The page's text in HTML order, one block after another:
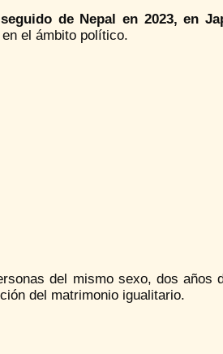
de Nepal en 2023, en
el ámbito político.
del mismo sexo, dos años
del matrimonio igualitario.